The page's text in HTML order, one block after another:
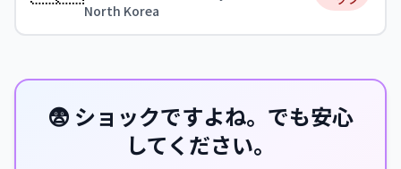
North Korea
😨 ショックですよね。でも安心
してください。